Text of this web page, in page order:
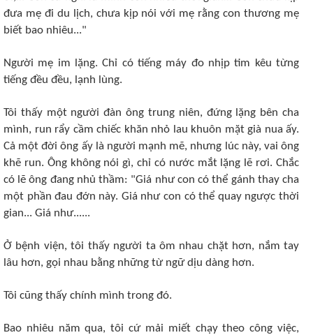
đưa mẹ đi du lịch, chưa kịp nói với mẹ rằng con thương mẹ
biết bao nhiêu..."
Người mẹ im lặng. Chỉ có tiếng máy đo nhịp tim kêu từng
tiếng đều đều, lạnh lùng.
Tôi thấy một người đàn ông trung niên, đứng lặng bên cha
mình, run rẩy cầm chiếc khăn nhỏ lau khuôn mặt già nua ấy.
Cả một đời ông ấy là người mạnh mẽ, nhưng lúc này, vai ông
khẽ run. Ông không nói gì, chỉ có nước mắt lặng lẽ rơi. Chắc
có lẽ ông đang nhủ thầm: "Giá như con có thể gánh thay cha
một phần đau đớn này. Giá như con có thể quay ngược thời
gian... Giá như......
Ở bệnh viện, tôi thấy người ta ôm nhau chặt hơn, nắm tay
lâu hơn, gọi nhau bằng những từ ngữ dịu dàng hơn.
Tôi cũng thấy chính mình trong đó.
Bao nhiêu năm qua, tôi cứ mải miết chạy theo công việc,